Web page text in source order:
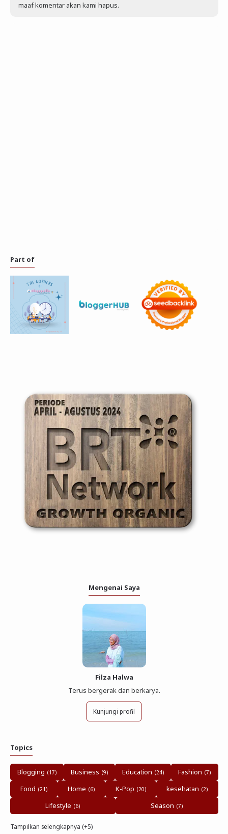
maaf komentar akan kami hapus.
Part of
Mengenai Saya
Filza Halwa
Terus bergerak dan berkarya.
Kunjungi profil
Topics
Blogging Business Education
Fashion
Food
Home K-Pop
kesehatan
Lifestyle
Season
Tampilkan selengkapnya (+5)